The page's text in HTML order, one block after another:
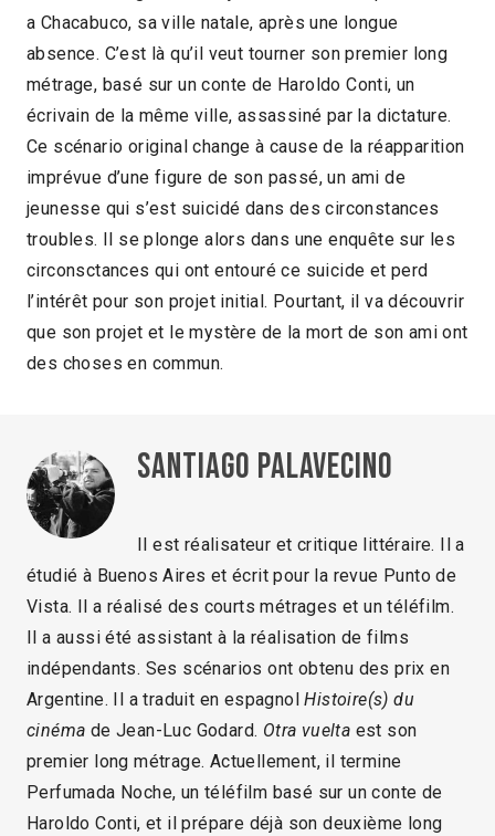
a Chacabuco, sa ville natale, après une longue
absence. C’est là qu’il veut tourner son premier long
métrage, basé sur un conte de Haroldo Conti, un
écrivain de la même ville, assassiné par la dictature.
Ce scénario original change à cause de la réapparition
imprévue d’une figure de son passé, un ami de
jeunesse qui s’est suicidé dans des circonstances
troubles. Il se plonge alors dans une enquête sur les
circonsctances qui ont entouré ce suicide et perd
l’intérêt pour son projet initial. Pourtant, il va découvrir
que son projet et le mystère de la mort de son ami ont
des choses en commun.
Santiago Palavecino
Il est réalisateur et critique littéraire. Il a
étudié à Buenos Aires et écrit pour la revue Punto de
Vista. Il a réalisé des courts métrages et un téléfilm.
Il a aussi été assistant à la réalisation de films
indépendants. Ses scénarios ont obtenu des prix en
Argentine. Il a traduit en espagnolHistoire(s) du
cinéma de Jean-Luc Godard. Otra vuelta est son
premier long métrage. Actuellement, il termine
Perfumada Noche, un téléfilm basé sur un conte de
Haroldo Conti, et il prépare déjà son deuxième long